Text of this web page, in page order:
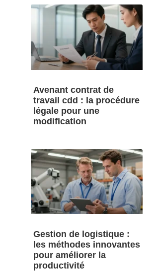
Avenant contrat de
travail cdd : la procédure
légale pour une
modification
Gestion de logistique :
les méthodes innovantes
pour améliorer la
productivité